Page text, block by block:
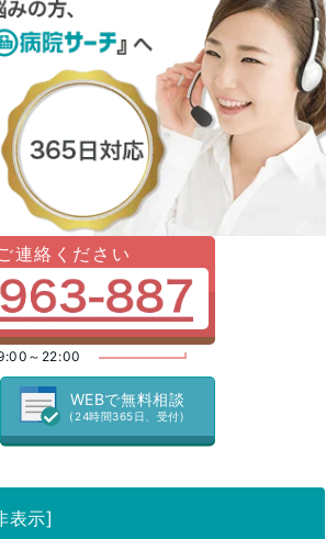
連絡ください
～22:00
WEBで無料相談
(24時間365日、受付)
表示]